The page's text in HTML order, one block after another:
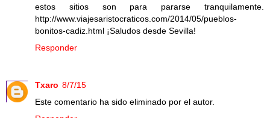
estos sitios son para pararse tranquilamente.
http://www.viajesaristocraticos.com/2014/05/pueblos-
bonitos-cadiz.html ¡Saludos desde Sevilla!
Responder
Txaro 8/7/15
Este comentario ha sido eliminado por el autor.